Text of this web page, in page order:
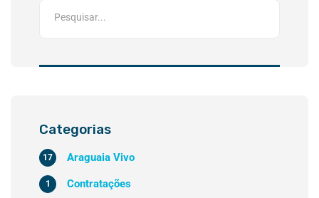
Categorias
Araguaia Vivo
17
Contratações
1